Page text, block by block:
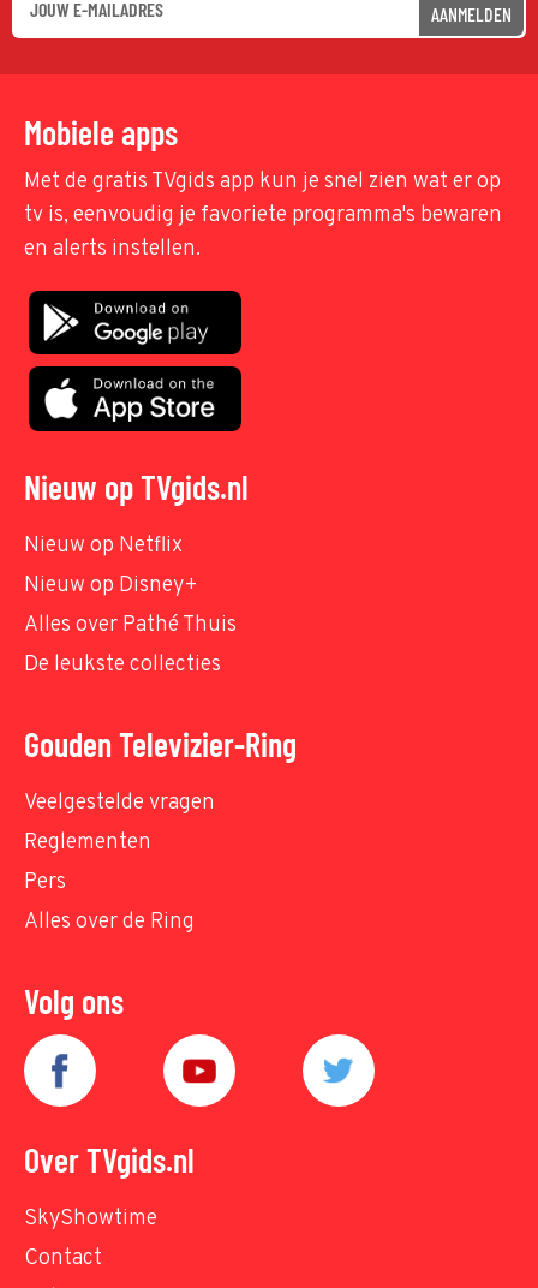
AANMELDEN
Mobiele apps
Met de gratis TVgids app kun je snel zien wat er op
tv is, eenvoudig je favoriete programma's bewaren
en alerts instellen.
Nieuw op TVgids.nl
Nieuw op Netflix
Nieuw op Disney+
Alles over Pathé Thuis
De leukste collecties
Gouden Televizier-Ring
Veelgestelde vragen
Reglementen
Pers
Alles over de Ring
Volg ons
Over TVgids.nl
SkyShowtime
Contact